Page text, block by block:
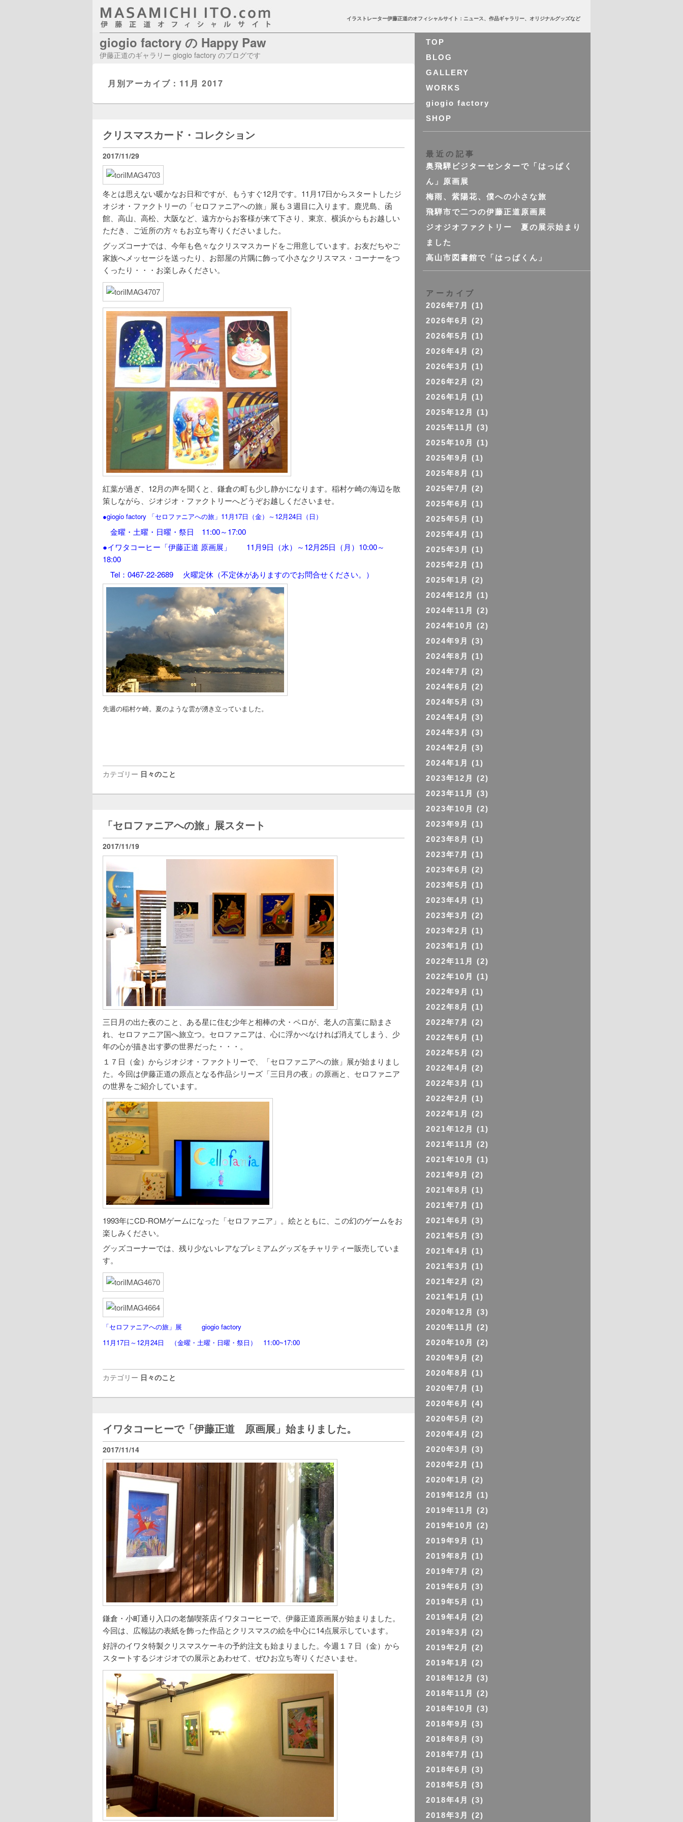
イラストレーター伊藤正道のオフィシャルサイト：ニュース、作品ギャラリー、オリジナルグッズなど
giogio factory の Happy Paw
伊藤正道のギャラリー giogio factory のブログです
月別アーカイブ： 11月 2017
クリスマスカード・コレクション
2017/11/29
冬とは思えない暖かなお日和ですが、もうすぐ12月です。11月17日からスタートしたジ
オジオ・ファクトリーの「セロファニアへの旅」展も３週目に入ります。鹿児島、函
館、高山、高松、大阪など、遠方からお客様が来て下さり、東京、横浜からもお越しい
ただき、ご近所の方々もお立ち寄りくださいました。
グッズコーナでは、今年も色々なクリスマスカードをご用意しています。お友だちやご
家族へメッセージを送ったり、お部屋の片隅に飾って小さなクリスマス・コーナーをつ
くったり・・・お楽しみください。
紅葉が過ぎ、12月の声を聞くと、鎌倉の町も少し静かになります。稲村ケ崎の海辺を散
策しながら、ジオジオ・ファクトリーへどうぞお越しくださいませ。
●giogio factory 「セロファニアへの旅」11月17日（金）～12月24日（日）
金曜・土曜・日曜・祭日 11:00～17:00
●イワタコーヒー「伊藤正道 原画展」 11月9日（水）～12月25日（月）10:00～
18:00
Tel：0467-22-2689 火曜定休（不定休がありますのでお問合せください。）
先週の稲村ケ崎。夏のような雲が湧き立っていました。
カテゴリー 日々のこと
「セロファニアへの旅」展スタート
2017/11/19
三日月の出た夜のこと、ある星に住む少年と相棒の犬・ペロが、老人の言葉に励まさ
れ、セロファニア国へ旅立つ。セロファニアは、心に浮かべなければ消えてしまう、少
年の心が描き出す夢の世界だった・・・。
１７日（金）からジオジオ・ファクトリーで、「セロファニアへの旅」展が始まりまし
た。今回は伊藤正道の原点となる作品シリーズ「三日月の夜」の原画と、セロファニア
の世界をご紹介しています。
1993年にCD-ROMゲームになった「セロファニア」。絵とともに、この幻のゲームをお
楽しみください。
グッズコーナーでは、残り少ないレアなプレミアムグッズをチャリティー販売していま
す。
「セロファニアへの旅」展 giogio factory
11月17日～12月24日
（金曜・土曜・日曜・祭日） 11:00~17:00
カテゴリー 日々のこと
イワタコーヒーで「伊藤正道 原画展」始まりました。
2017/11/14
鎌倉・小町通り入口の老舗喫茶店イワタコーヒーで、伊藤正道原画展が始まりました。
今回は、広報誌の表紙を飾った作品とクリスマスの絵を中心に14点展示しています。
好評のイワタ特製クリスマスケーキの予約注文も始まりました。今週１７日（金）から
スタートするジオジオでの展示とあわせて、ぜひお立ち寄りくださいませ。
TOP
BLOG
GALLERY
WORKS
giogio factory
SHOP
最近の記事
奥飛騨ビジターセンターで「はっぱく
ん」原画展
梅雨、紫陽花、僕への小さな旅
飛騨市で二つの伊藤正道原画展
ジオジオファクトリー 夏の展示始まり
ました
高山市図書館で「はっぱくん」
アーカイブ
2026年7月
(1)
2026年6月
(2)
2026年5月
(1)
2026年4月
(2)
2026年3月
(1)
2026年2月
(2)
2026年1月
(1)
2025年12月
(1)
2025年11月
(3)
2025年10月
(1)
2025年9月
(1)
2025年8月
(1)
2025年7月
(2)
2025年6月
(1)
2025年5月
(1)
2025年4月
(1)
2025年3月
(1)
2025年2月
(1)
2025年1月
(2)
2024年12月
(1)
2024年11月
(2)
2024年10月
(2)
2024年9月
(3)
2024年8月
(1)
2024年7月
(2)
2024年6月
(2)
2024年5月
(3)
2024年4月
(3)
2024年3月
(3)
2024年2月
(3)
2024年1月
(1)
2023年12月
(2)
2023年11月
(3)
2023年10月
(2)
2023年9月
(1)
2023年8月
(1)
2023年7月
(1)
2023年6月
(2)
2023年5月
(1)
2023年4月
(1)
2023年3月
(2)
2023年2月
(1)
2023年1月
(1)
2022年11月
(2)
2022年10月
(1)
2022年9月
(1)
2022年8月
(1)
2022年7月
(2)
2022年6月
(1)
2022年5月
(2)
2022年4月
(2)
2022年3月
(1)
2022年2月
(1)
2022年1月
(2)
2021年12月
(1)
2021年11月
(2)
2021年10月
(1)
2021年9月
(2)
2021年8月
(1)
2021年7月
(1)
2021年6月
(3)
2021年5月
(3)
2021年4月
(1)
2021年3月
(1)
2021年2月
(2)
2021年1月
(1)
2020年12月
(3)
2020年11月
(2)
2020年10月
(2)
2020年9月
(2)
2020年8月
(1)
2020年7月
(1)
2020年6月
(4)
2020年5月
(2)
2020年4月
(2)
2020年3月
(3)
2020年2月
(1)
2020年1月
(2)
2019年12月
(1)
2019年11月
(2)
2019年10月
(2)
2019年9月
(1)
2019年8月
(1)
2019年7月
(2)
2019年6月
(3)
2019年5月
(1)
2019年4月
(2)
2019年3月
(2)
2019年2月
(2)
2019年1月
(2)
2018年12月
(3)
2018年11月
(2)
2018年10月
(3)
2018年9月
(3)
2018年8月
(3)
2018年7月
(1)
2018年6月
(3)
2018年5月
(3)
2018年4月
(3)
2018年3月
(2)